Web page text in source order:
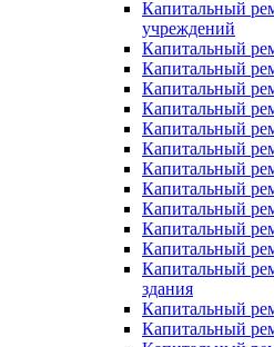
Капитальный
учреждений
Капитальный
Капитальный
Капитальный
Капитальный
Капитальный
Капитальный
Капитальный
Капитальный
Капитальный
Капитальный
Капитальный
Капитальный
здания
Капитальный
Капитальный